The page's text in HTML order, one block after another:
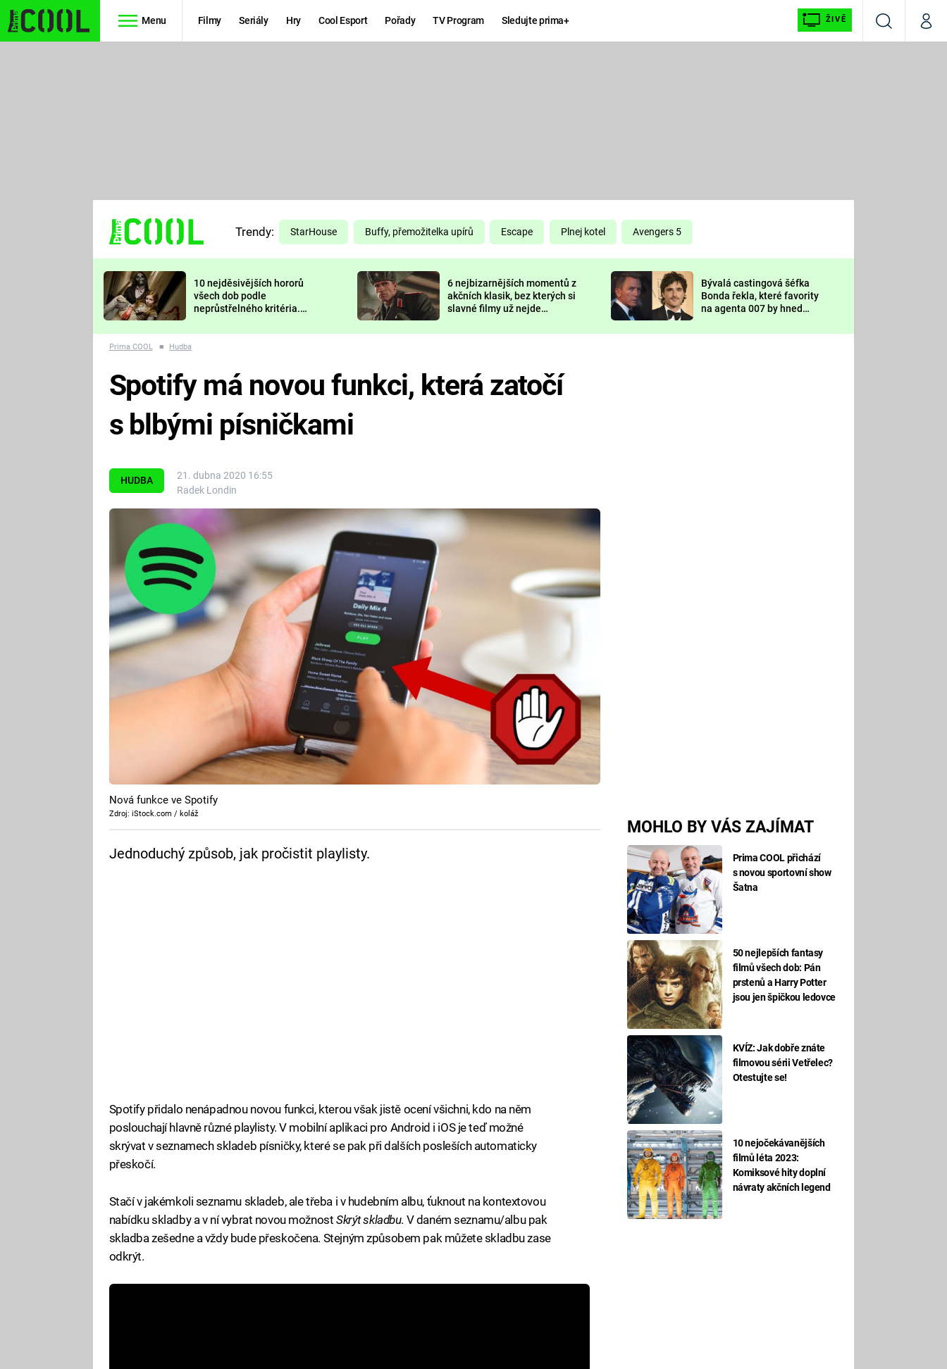
Menu Filmy Seriály Hry Cool Esport Pořady TV Program Sledujte prima+ ŽIVĚ
VyhledáváníMůj
TŘESKU
FUTURAMA
PREDÁTOR
DELIVERANCE
KOMEDIE
CHUCK
NORRIS
DEADPOOL
Prima LAJK
Sledujte nás
Trendy: StarHouse Buffy, přemožitelka upírů Escape Plnej kotel Avengers 5
10 nejděsivějších hororů
všech dob podle
neprůstřelného kritéria.
nejvíc zvednou tep?
6 nejbizarnějších momentů z
akčních klasik, bez kterých si
slavné filmy už nejde
Bývalá castingová šéfka
Bonda řekla, které favority
na agenta 007 by hned
Prima COOL ■ Hudba
HUDBA
21. dubna 2020 16:55
Radek Londin
MOHLO BY VÁS ZAJÍMAT
Prima COOL přichází
s novou sportovní show
Šatna
50 nejlepších fantasy
filmů všech dob: Pán
prstenů a Harry Potter
jsou jen špičkou ledovce
KVÍZ: Jak dobře znáte
filmovou sérii Vetřelec?
Otestujte se!
10 nejočekávanějších
filmů léta 2023:
Komiksové hity doplní
návraty akčních legend
Spotify má novou funkci, která zatočí
s blbými písničkami
Nová funkce ve Spotify
Zdroj: iStock.com / koláž
Jednoduchý způsob, jak pročistit playlisty.
Spotify přidalo nenápadnou novou funkci, kterou však jistě ocení všichni, kdo na něm
poslouchají hlavně různé playlisty. V mobilní aplikaci pro Android i iOS je teď možné
skrývat v seznamech skladeb písničky, které se pak při dalších posleších automaticky
přeskočí.
Stačí v jakémkoli seznamu skladeb, ale třeba i v hudebním albu, ťuknout na kontextovou
nabídku skladby a v ní vybrat novou možnost Skrýt skladbu. V daném seznamu/albu pak
skladba zešedne a vždy bude přeskočena. Stejným způsobem pak můžete skladbu zase
odkrýt.